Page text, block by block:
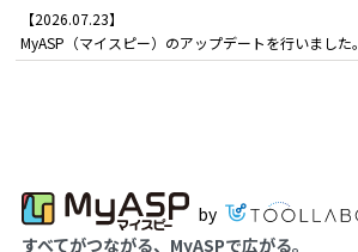
【2026.07.23】
MyASP（マイスピー）のアップデートを行いました。
by
すべてがつながる、MyASPで広がる。